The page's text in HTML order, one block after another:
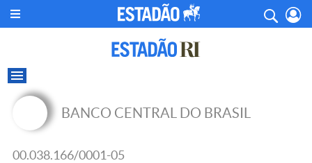
BANCO CENTRAL DO BRASIL
00.038.166/0001-05